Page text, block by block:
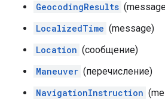
GeocodingResults
LocalizedTime (message)
Location (сообщение)
Maneuver (перечисление)
NavigationInstruction